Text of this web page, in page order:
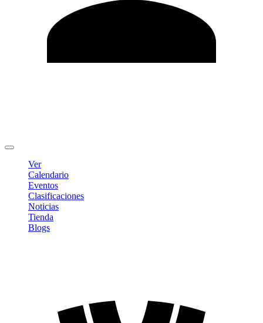
Ver
Calendario
Eventos
Clasificaciones
Noticias
Tienda
Blogs